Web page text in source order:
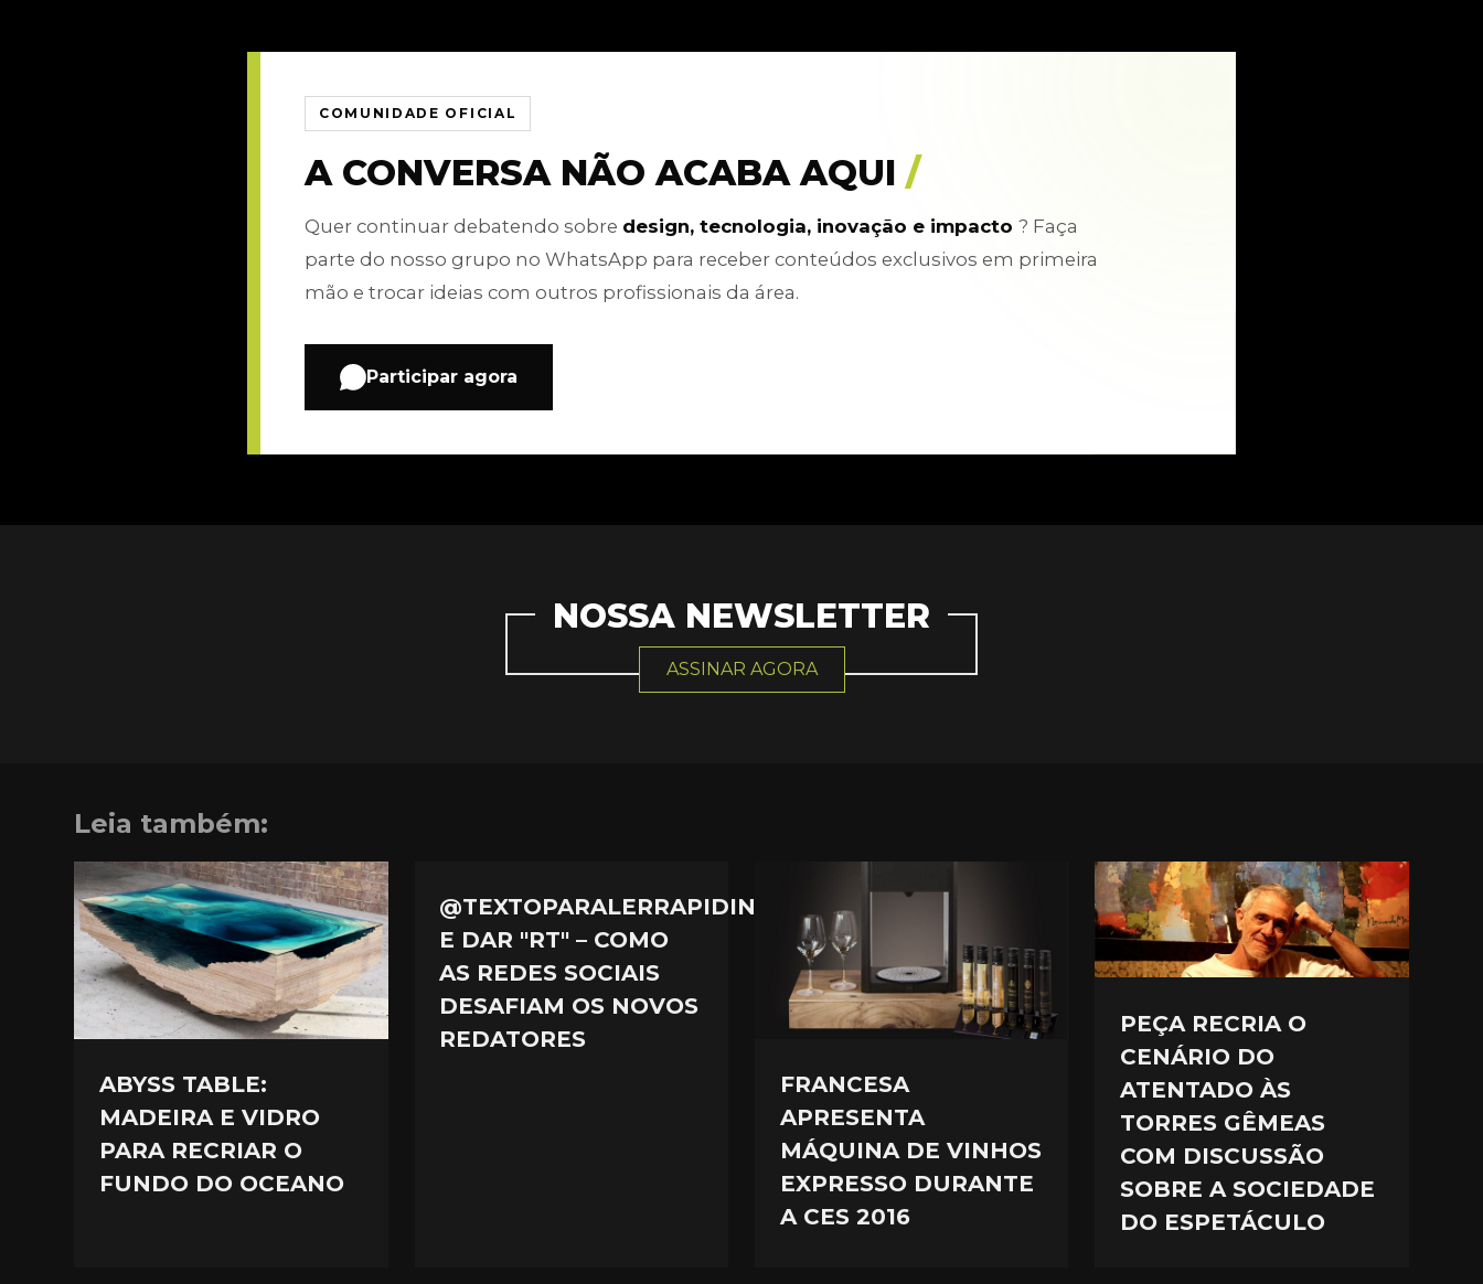
COMUNIDADE OFICIAL
A CONVERSA NÃO ACABA AQUI /
Quer continuar debatendo sobre design, tecnologia, inovação e impacto ? Faça
parte do nosso grupo no WhatsApp para receber conteúdos exclusivos em primeira
mão e trocar ideias com outros profissionais da área.
Participar agora
NOSSA NEWSLETTER
ASSINAR AGORA
Leia também:
ABYSS TABLE:
MADEIRA E VIDRO
PARA RECRIAR O
FUNDO DO OCEANO
@TEXTOPARALERRAPIDINHO
E DAR "RT" – COMO
AS REDES SOCIAIS
DESAFIAM OS NOVOS
REDATORES
FRANCESA
APRESENTA
MÁQUINA DE VINHOS
EXPRESSO DURANTE
A CES 2016
PEÇA RECRIA O
CENÁRIO DO
ATENTADO ÀS
TORRES GÊMEAS
COM DISCUSSÃO
SOBRE A SOCIEDADE
DO ESPETÁCULO